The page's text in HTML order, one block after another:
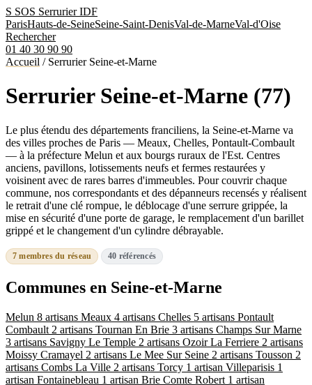
S SOS SerrurierIDF
ParisHauts-de-SeineSeine-Saint-DenisVal-de-MarneVal-d'Oise
Rechercher
01 40 30 90 90
Accueil /Serrurier Seine-et-Marne
Serrurier Seine-et-Marne (77)
Le plus étendu des départements franciliens, la Seine-et-Marne va
des villes proches de Paris — Meaux, Chelles, Pontault-Combault
— à la préfecture Melun et aux bourgs ruraux de l'Est. Centres
anciens, pavillons, lotissements neufs et fermes restaurées y
voisinent avec de rares barres d'immeubles. Pour couvrir chaque
commune, nos correspondants et des dépanneurs recensés y réalisent
le retrait d'une clé rompue, le déblocage d'une serrure grippée, la
mise en sécurité d'une porte de garage, le remplacement d'un barillet
grippé et le changement d'un cylindre débrayable.
7 membres du réseau 40 référencés
Communes en Seine-et-Marne
Melun 8 artisans Meaux 4 artisans Chelles 5 artisans Pontault
Combault 2 artisans Tournan En Brie 3 artisans Champs Sur Marne
3 artisans Savigny Le Temple 2 artisans Ozoir La Ferriere 2 artisans
Moissy Cramayel 2 artisans Le Mee Sur Seine 2 artisans Tousson 2
artisans Combs La Ville 2 artisans Torcy 1 artisan Villeparisis 1
artisan Fontainebleau 1 artisan Brie Comte Robert 1 artisan